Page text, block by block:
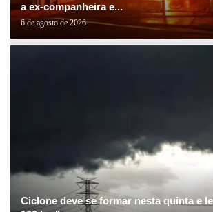
a ex-companheira e...
6 de agosto de 2026
Ciclone deve se formar nesta quinta e